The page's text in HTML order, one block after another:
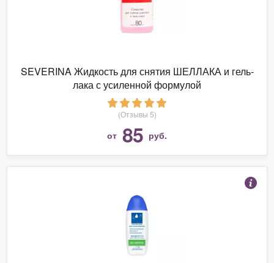
SEVERINA Жидкость для снятия ШЕЛЛАКА и гель-
лака с усиленной формулой
(Отзывы 5)
от 85 руб.